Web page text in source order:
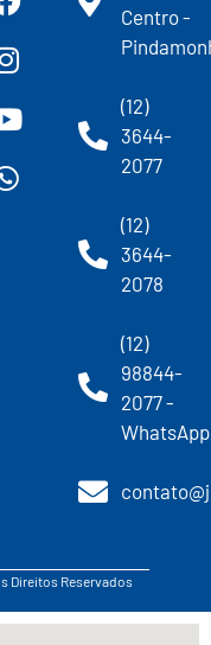
Centro -
(12)
3644-
2077
(12)
3644-
2078
(12)
98844-
2077 -
WhatsApp
Direitos Reservados